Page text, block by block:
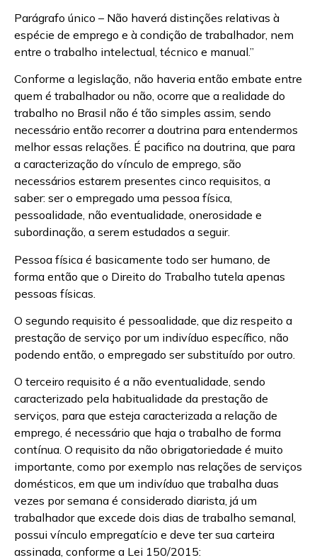
Parágrafo único – Não haverá distinções relativas à
espécie de emprego e à condição de trabalhador, nem
entre o trabalho intelectual, técnico e manual.”
Conforme a legislação, não haveria então embate entre
quem é trabalhador ou não, ocorre que a realidade do
trabalho no Brasil não é tão simples assim, sendo
necessário então recorrer a doutrina para entendermos
melhor essas relações. É pacifico na doutrina, que para
a caracterização do vínculo de emprego, são
necessários estarem presentes cinco requisitos, a
saber: ser o empregado uma pessoa física,
pessoalidade, não eventualidade, onerosidade e
subordinação, a serem estudados a seguir.
Pessoa física é basicamente todo ser humano, de
forma então que o Direito do Trabalho tutela apenas
pessoas físicas.
O segundo requisito é pessoalidade, que diz respeito a
prestação de serviço por um indivíduo específico, não
podendo então, o empregado ser substituído por outro.
O terceiro requisito é a não eventualidade, sendo
caracterizado pela habitualidade da prestação de
serviços, para que esteja caracterizada a relação de
emprego, é necessário que haja o trabalho de forma
contínua. O requisito da não obrigatoriedade é muito
importante, como por exemplo nas relações de serviços
domésticos, em que um indivíduo que trabalha duas
vezes por semana é considerado diarista, já um
trabalhador que excede dois dias de trabalho semanal,
possui vínculo empregatício e deve ter sua carteira
assinada, conforme a Lei 150/2015: